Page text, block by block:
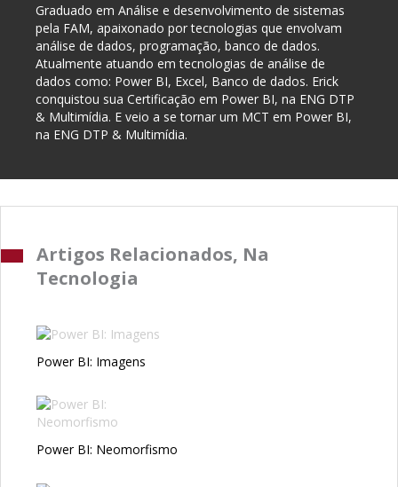
Graduado em Análise e desenvolvimento de sistemas
pela FAM, apaixonado por tecnologias que envolvam
análise de dados, programação, banco de dados.
Atualmente atuando em tecnologias de análise de
dados como: Power BI, Excel, Banco de dados. Erick
conquistou sua Certificação em Power BI, na ENG DTP
& Multimídia. E veio a se tornar um MCT em Power BI,
na ENG DTP & Multimídia.
Artigos Relacionados, Na
Tecnologia
Power BI: Imagens
Power BI: Neomorfismo